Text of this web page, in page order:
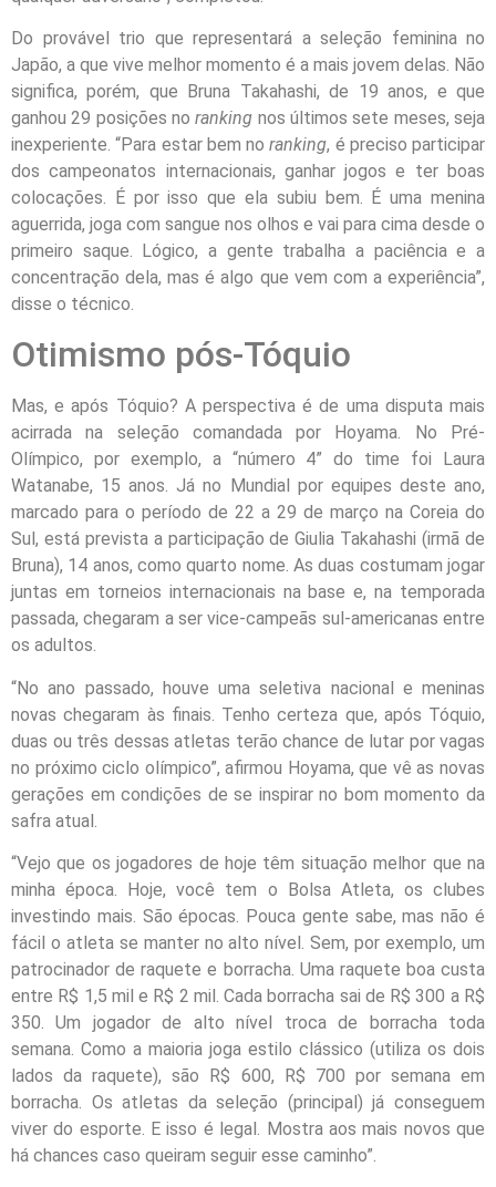
Do provável trio que representará a seleção feminina no
Japão, a que vive melhor momento é a mais jovem delas. Não
significa, porém, que Bruna Takahashi, de 19 anos, e que
ganhou 29 posições noranking nos últimos sete meses, seja
inexperiente. “Para estar bem noranking, é preciso participar
dos campeonatos internacionais, ganhar jogos e ter boas
colocações. É por isso que ela subiu bem. É uma menina
aguerrida, joga com sangue nos olhos e vai para cima desde o
primeiro saque. Lógico, a gente trabalha a paciência e a
concentração dela, mas é algo que vem com a experiência”,
disse o técnico.
Otimismo pós-Tóquio
Mas, e após Tóquio? A perspectiva é de uma disputa mais
acirrada na seleção comandada por Hoyama. No Pré-
Olímpico, por exemplo, a “número 4” do time foi Laura
Watanabe, 15 anos. Já no Mundial por equipes deste ano,
marcado para o período de 22 a 29 de março na Coreia do
Sul, está prevista a participação de Giulia Takahashi (irmã de
Bruna), 14 anos, como quarto nome. As duas costumam jogar
juntas em torneios internacionais na base e, na temporada
passada, chegaram a ser vice-campeãs sul-americanas entre
os adultos.
“No ano passado, houve uma seletiva nacional e meninas
novas chegaram às finais. Tenho certeza que, após Tóquio,
duas ou três dessas atletas terão chance de lutar por vagas
no próximo ciclo olímpico”, afirmou Hoyama, que vê as novas
gerações em condições de se inspirar no bom momento da
safra atual.
“Vejo que os jogadores de hoje têm situação melhor que na
minha época. Hoje, você tem o Bolsa Atleta, os clubes
investindo mais. São épocas. Pouca gente sabe, mas não é
fácil o atleta se manter no alto nível. Sem, por exemplo, um
patrocinador de raquete e borracha. Uma raquete boa custa
entre R$ 1,5 mil e R$ 2 mil. Cada borracha sai de R$ 300 a R$
350. Um jogador de alto nível troca de borracha toda
semana. Como a maioria joga estilo clássico (utiliza os dois
lados da raquete), são R$ 600, R$ 700 por semana em
borracha. Os atletas da seleção (principal) já conseguem
viver do esporte. E isso é legal. Mostra aos mais novos que
há chances caso queiram seguir esse caminho”.